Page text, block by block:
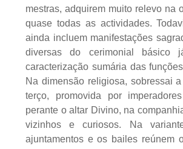
mestras, adquirem muito relevo na
quase todas as actividades.
ainda incluem manifestações
diversas do cerimonial básico
caracterização sumária das
Na dimensão religiosa, sobressai
terço, promovida por
perante o altar Divino, na
vizinhos e curiosos. Na
ajuntamentos e os bailes reúnem